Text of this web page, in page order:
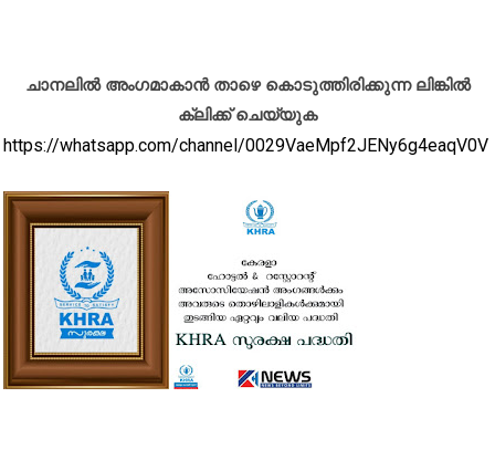
ചാനലിൽ അംഗമാകാൻ താഴെ കൊടുത്തിരിക്കുന്ന ലിങ്കിൽ
ക്ലിക്ക് ചെയ്യുക
https://whatsapp.com/channel/0029VaeMpf2JENy6g4eaqV0V